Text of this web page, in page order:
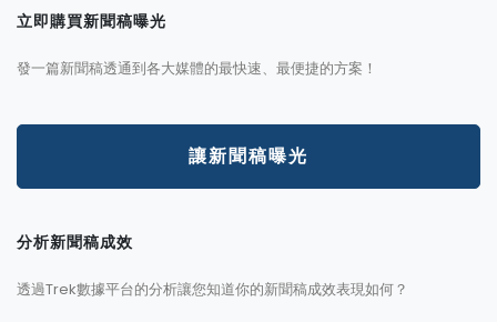
立即購買新聞稿曝光
發一篇新聞稿透通到各大媒體的最快速、最便捷的方案！
讓新聞稿曝光
分析新聞稿成效
透過Trek數據平台的分析讓您知道你的新聞稿成效表現如何？